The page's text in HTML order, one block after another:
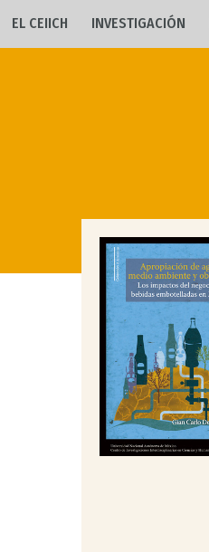
EL CEIICH INVESTIGACIÓN